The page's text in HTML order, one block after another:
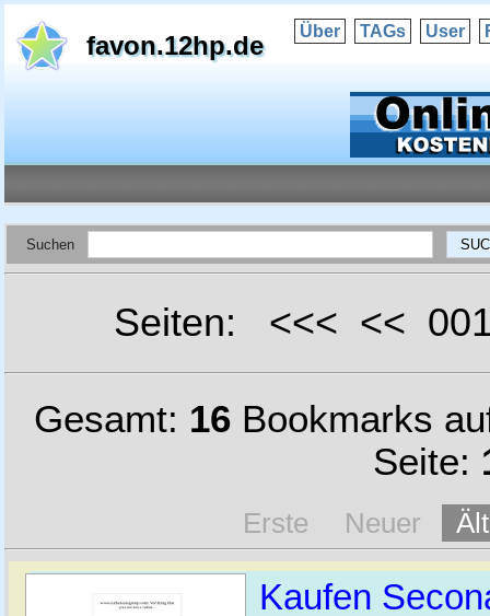
favon.12hp.de Über TAGs User
Suchen
Seiten: <<< <<
Gesamt: 16 Bookmarks
Seite:
Erste Neuer
Kaufen